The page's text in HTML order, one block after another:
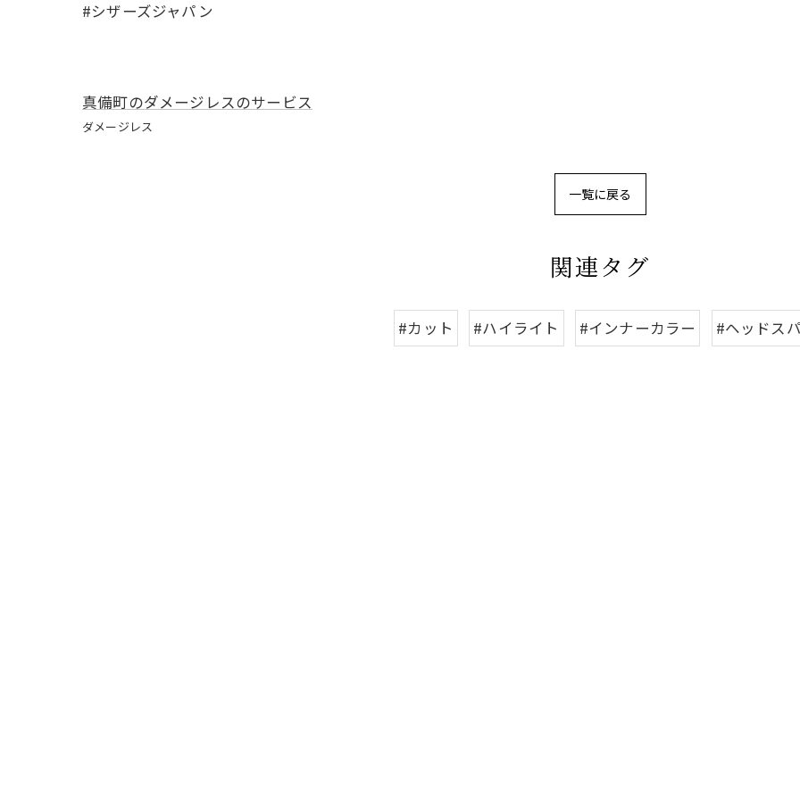
#シザーズジャパン
真備町のダメージレスのサービス
ダメージレス
一覧に戻る
関連タグ
#カット #ハイライト #インナーカラー #ヘッドスパ